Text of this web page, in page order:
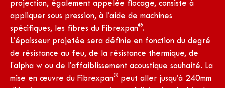
projection, également appelée flocage, consiste à
appliquer sous pression, à l‘aide de machines
spécifiques, les fibres du Fibrexpan®.
L‘épaisseur projetée sera définie en fonction du degré
de résistance au feu, de la résistance thermique, de
l’alpha w ou de l’affaiblissement acoustique souhaité. La
mise en œuvre du Fibrexpan® peut aller jusqu’à 240mm